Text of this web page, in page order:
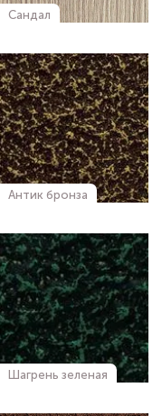
Сандал
Антик бронза
Шагрень зеленая